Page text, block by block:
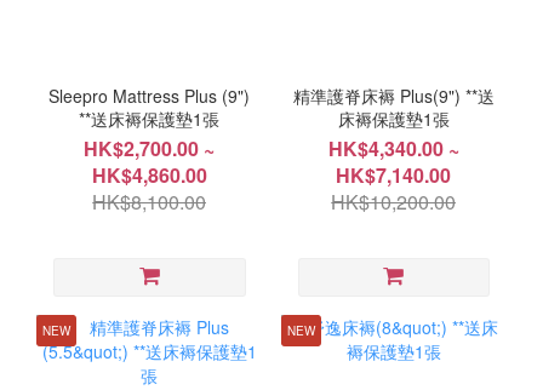
Sleepro Mattress Plus (9")
**送床褥保護墊1張
HK$2,700.00 ~
HK$4,860.00
HK$8,100.00
精準護脊床褥 Plus(9") **送
床褥保護墊1張
HK$4,340.00 ~
HK$7,140.00
HK$10,200.00
NEW NEW